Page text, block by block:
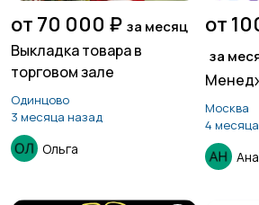
от 70 000 ₽ за месяц
Выкладка товара в
торговом зале
Одинцово
3 месяца назад
Ольга
от
за
Москва
4